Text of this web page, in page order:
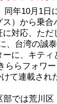
同年10月1日
）から乗
対応、た
、台湾の誠
に、キテ
ららフォワ
て連載され
部では荒川区